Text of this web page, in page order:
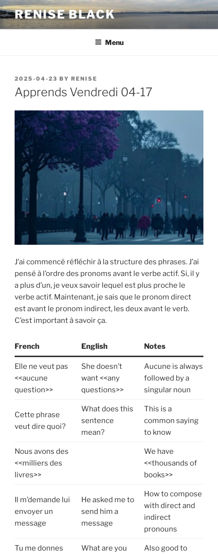
Skip
to
content
RENISE BLACK
Menu
POSTED
ON
2025-04-23 BY RENISE
Apprends Vendredi 04-17
J’ai commencé réfléchir à la structure des phrases. J’ai
pensé à l’ordre des pronoms avant le verbe actif. Si, il y
a plus d’un, je veux savoir lequel est plus proche le
verbe actif. Maintenant, je sais que le pronom direct
est avant le pronom indirect, les deux avant le verb.
C’est important à savoir ça.
French English Notes
Elle ne veut pas
<<aucune
question>>
She doesn’t
want <<any
questions>>
Aucune is always
followed by a
singular noun
Cette phrase
veut dire quoi?
What does this
sentence
mean?
This is a
common saying
to know
Nous avons des
<<milliers des
livres>>
We have
<<thousands of
books>>
Il m’demande lui
envoyer un
message
He asked me to
send him a
message
How to compose
with direct and
indirect
pronouns
Tu me donnes
What are you
Also good to